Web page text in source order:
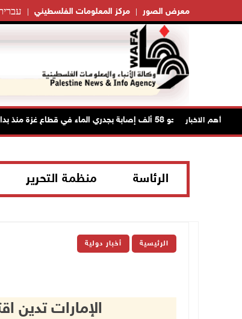
مركز المعلومات الفلسطيني معرض الصور
أهم الاخبارنحو 58 ألف إصابة بجدري الماء في قطاع غزة منذ بداية العام
الرئاسة منظمة التحرير
الرئيسية أخبار دولية
الإمارات تدين